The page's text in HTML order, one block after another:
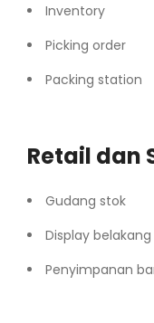
Inventory
Picking order
Packing station
Retail dan
Gudang stok
Display
Penyimpanan